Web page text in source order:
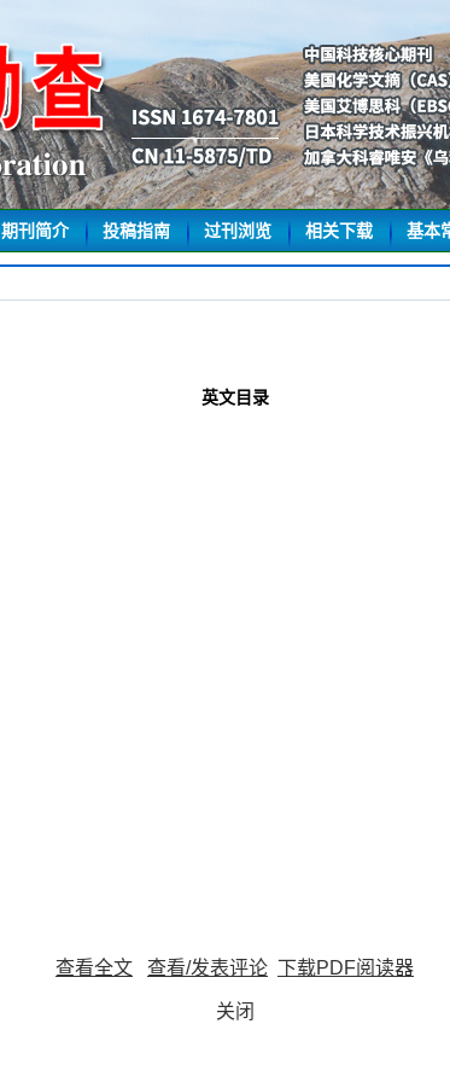
期刊简介 投稿指南 过刊浏览 相关下载 基本
英文目录
查看全文 查看/发表评论 下载PDF阅读器
关闭